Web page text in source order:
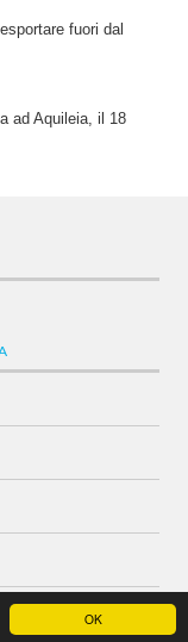
OK
fuori dal
ad Aquileia, il 18